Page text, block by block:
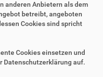
anderen Anbietern als dem
betreibt, angeboten
Cookies sind spricht
Cookies einsetzen und
Datenschutzerklärung auf.